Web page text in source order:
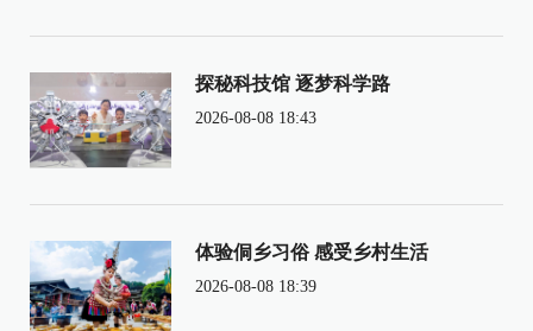
探秘科技馆 逐梦科学路
2026-08-08 18:43
体验侗乡习俗 感受乡村生活
2026-08-08 18:39